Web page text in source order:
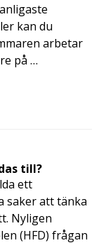
kan du
arbetar
på …
till?
ett
saker att tänka
Nyligen
(HFD) frågan